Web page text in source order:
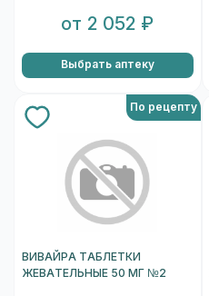
от 2 052 ₽
Выбрать аптеку
По рецепту
ВИВАЙРА ТАБЛЕТКИ
ЖЕВАТЕЛЬНЫЕ 50 МГ №2